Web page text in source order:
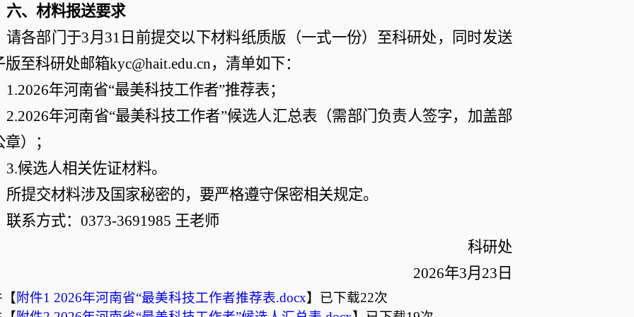
六、材料报送要求
请各部门 于3月31日前提交以下材料纸质版（一式一份）至科研处 ，同时发送
版至科研处邮箱kyc@hait.edu.cn，清单如下：
1.2026年河南省“最美科技工作者”推荐表；
2.2026年河南省“最美科技工作者”候选人汇总表（需部门负责人签字，加盖部
）；
3.候选人相关佐证材料。
所提交材料涉及国家秘密的，要严格遵守保密相关规定。
联系方式： 0373-3691985 王老师
科研处
2026年3月 23 日
【 附件1 2026年河南省“最美科技工作者推荐表.docx】 已下载22次